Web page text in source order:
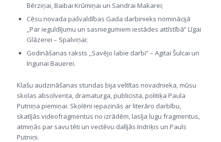
Bērziņai, Baibai Krūmiņai un Sandrai Makarei;
Cēsu novada pašvaldības Gada darbinieks nominācijā
,,Par ieguldījumu un sasniegumiem iestādes attīstībā” Līgai
Glāzerei – Spalviņai;
Godināšanas raksts ,,Savējo labie darbi” – Agitai Šulcai un
Ingunai Bauerei.
Klašu audzināšanas stundas bija veltītas novadnieka, mūsu
skolas absolventa, dramaturga, publicista, politiķa Paula
Putniņa piemiņai. Skolēni iepazinās ar literāro darbību,
skatījās videofragmentus no izrādēm, lasīja lugu fragmentus,
atmiņās par savu tēti un vectēvu dalījās Indriķis un Pauls
Putniņi.